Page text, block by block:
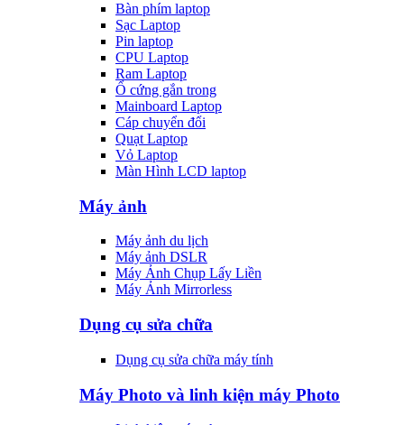
Bàn phím laptop
Sạc Laptop
Pin laptop
CPU Laptop
Ram Laptop
Ổ cứng gắn trong
Mainboard Laptop
Cáp chuyển đổi
Quạt Laptop
Vỏ Laptop
Màn Hình LCD laptop
Máy ảnh
Máy ảnh du lịch
Máy ảnh DSLR
Máy Ảnh Chụp Lấy Liền
Máy Ảnh Mirrorless
Dụng cụ sửa chữa
Dụng cụ sửa chữa máy tính
Máy Photo và linh kiện máy Photo